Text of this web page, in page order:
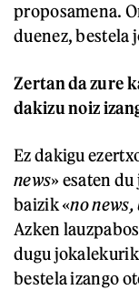
proposamena.
duenez, bestela
Zertan da zure
dakizu noiz
Ez dakigu
news» esaten
baizik «no news,
Azken
dugu
bestela izango